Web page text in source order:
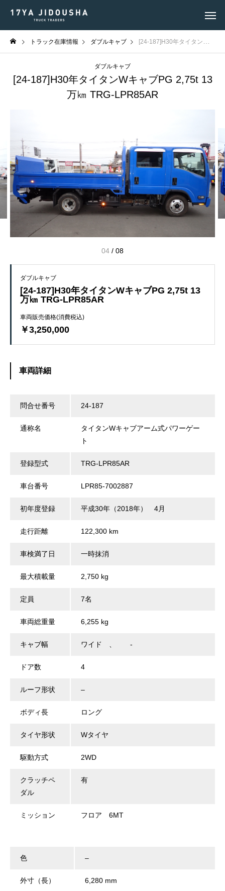
トラック在庫情報 ダブルキャブ [24-187]H30年タイタンWキャブPG 2,75t 13万㎞ TRG-LPR85AR
ダブルキャブ
[24-187]H30年タイタンWキャブPG 2,75t 13
万㎞ TRG-LPR85AR
04 / 08
ダブルキャブ
[24-187]H30年タイタンWキャブPG 2,75t 13
万㎞ TRG-LPR85AR
車両販売価格(消費税込)
￥3,250,000
車両詳細
問合せ番号 24-187
通称名
タイタンWキャブアーム式パワーゲー
ト
登録型式 TRG-LPR85AR
車台番号 LPR85-7002887
初年度登録 平成30年（2018年） 4月
走行距離 122,300 km
車検満了日 一時抹消
最大積載量 2,750 kg
定員 7名
車両総重量 6,255 kg
キャブ幅 ワイド 、 -
ドア数 4
ルーフ形状 –
ボディ長 ロング
タイヤ形状 Wタイヤ
駆動方式 2WD
クラッチペ
ダル
有
ミッション フロア 6MT
色 –
外寸（長） 6,280 mm